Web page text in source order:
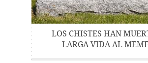
LOS CHISTES HAN
LARGA VIDA AL